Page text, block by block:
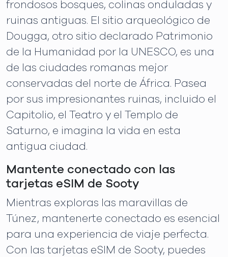
frondosos bosques, colinas onduladas y
ruinas antiguas. El sitio arqueológico de
Dougga, otro sitio declarado Patrimonio
de la Humanidad por la UNESCO, es una
de las ciudades romanas mejor
conservadas del norte de África. Pasea
por sus impresionantes ruinas, incluido el
Capitolio, el Teatro y el Templo de
Saturno, e imagina la vida en esta
antigua ciudad.
Mantente conectado con las
tarjetas eSIM de Sooty
Mientras exploras las maravillas de
Túnez, mantenerte conectado es esencial
para una experiencia de viaje perfecta.
Con las tarjetas eSIM de Sooty, puedes